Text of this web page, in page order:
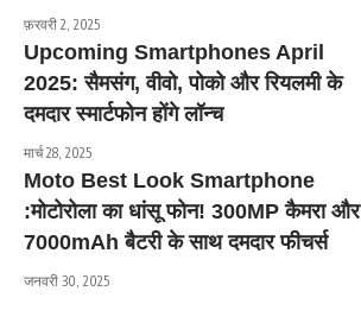
फ़रवरी 2, 2025
Upcoming Smartphones April
2025: सैमसंग, वीवो, पोको और रियलमी के
दमदार स्मार्टफोन होंगे लॉन्च
मार्च 28, 2025
Moto Best Look Smartphone
:मोटोरोला का धांसू फोन! 300MP कैमरा और
7000mAh बैटरी के साथ दमदार फीचर्स
जनवरी 30, 2025